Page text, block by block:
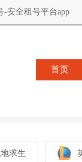
安全租号平台app
首页
求生